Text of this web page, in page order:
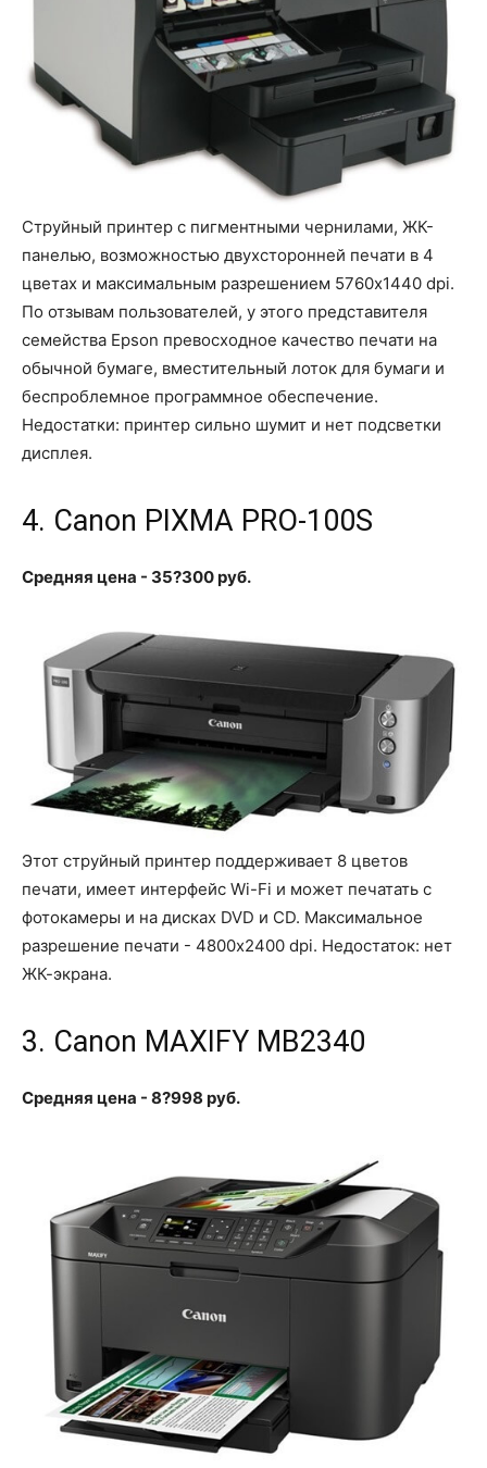
Струйный принтер с пигментными чернилами, ЖК-
панелью, возможностью двухсторонней печати в 4
цветах и максимальным разрешением 5760x1440 dpi.
По отзывам пользователей, у этого представителя
семейства Epson превосходное качество печати на
обычной бумаге, вместительный лоток для бумаги и
беспроблемное программное обеспечение.
Недостатки: принтер сильно шумит и нет подсветки
дисплея.
4. Canon PIXMA PRO-100S
Средняя цена - 35?300 руб.
Этот струйный принтер поддерживает 8 цветов
печати, имеет интерфейс Wi-Fi и может печатать с
фотокамеры и на дисках DVD и CD. Максимальное
разрешение печати - 4800x2400 dpi. Недостаток: нет
ЖК-экрана.
3. Canon MAXIFY MB2340
Средняя цена - 8?998 руб.